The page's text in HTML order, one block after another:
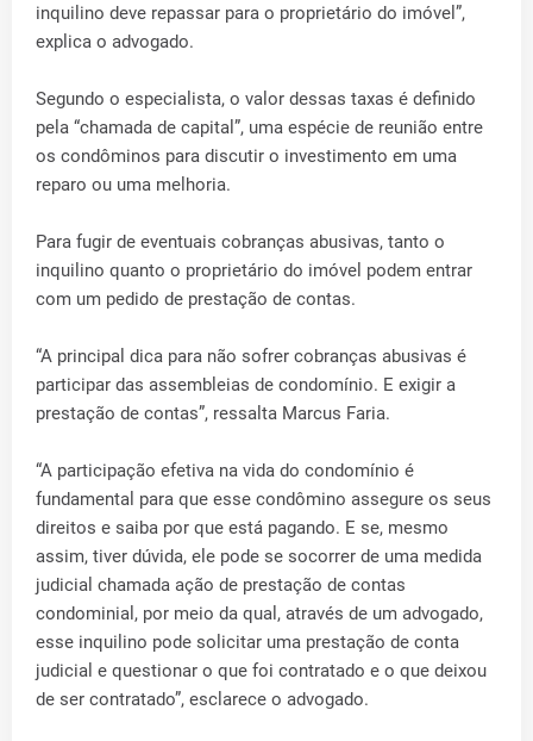
inquilino deve repassar para o proprietário do imóvel”,
explica o advogado.
Segundo o especialista, o valor dessas taxas é definido
pela “chamada de capital”, uma espécie de reunião entre
os condôminos para discutir o investimento em uma
reparo ou uma melhoria.
Para fugir de eventuais cobranças abusivas, tanto o
inquilino quanto o proprietário do imóvel podem entrar
com um pedido de prestação de contas.
“A principal dica para não sofrer cobranças abusivas é
participar das assembleias de condomínio. E exigir a
prestação de contas”, ressalta Marcus Faria.
“A participação efetiva na vida do condomínio é
fundamental para que esse condômino assegure os seus
direitos e saiba por que está pagando. E se, mesmo
assim, tiver dúvida, ele pode se socorrer de uma medida
judicial chamada ação de prestação de contas
condominial, por meio da qual, através de um advogado,
esse inquilino pode solicitar uma prestação de conta
judicial e questionar o que foi contratado e o que deixou
de ser contratado”, esclarece o advogado.